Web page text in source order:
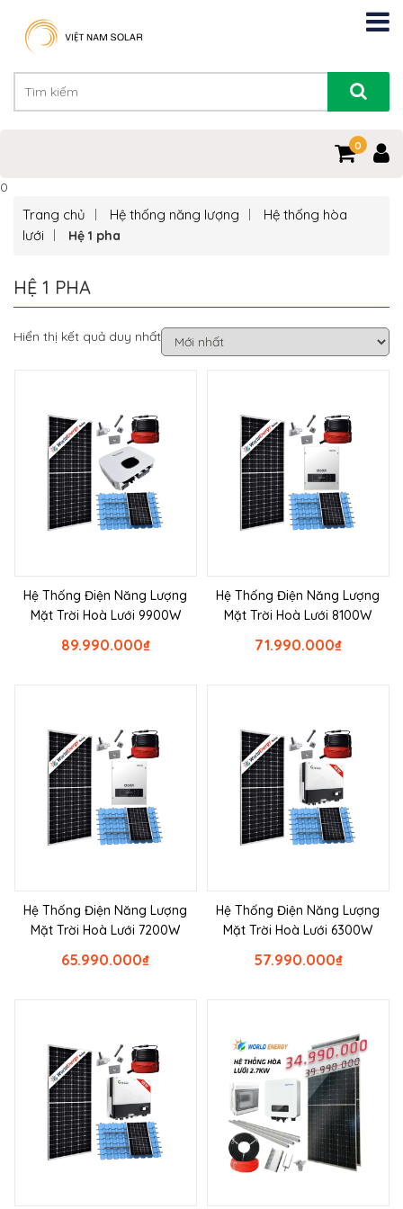
0
0
Trang chủ Hệ thống năng lượng
Hệ thống hòa
lưới
Hệ 1 pha
HỆ 1 PHA
Hiển thị kết quả duy nhất
Hệ Thống Điện Năng Lượng
Mặt Trời Hoà Lưới 9900W
₫
89.990.000
Hệ Thống Điện Năng Lượng
Mặt Trời Hoà Lưới 8100W
₫
71.990.000
Hệ Thống Điện Năng Lượng
Mặt Trời Hoà Lưới 7200W
₫
65.990.000
Hệ Thống Điện Năng Lượng
Mặt Trời Hoà Lưới 6300W
₫
57.990.000